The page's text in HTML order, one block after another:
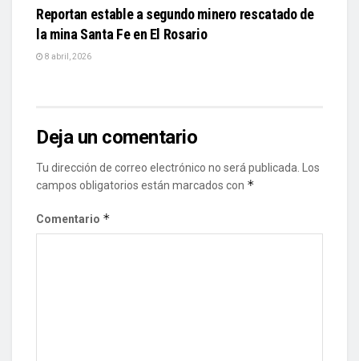
Reportan estable a segundo minero rescatado de
la mina Santa Fe en El Rosario
8 abril, 2026
Deja un comentario
Tu dirección de correo electrónico no será publicada.
Los
campos obligatorios están marcados con *
Comentario *